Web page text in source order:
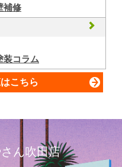
補修
装コラム
こちら
ん吹田店